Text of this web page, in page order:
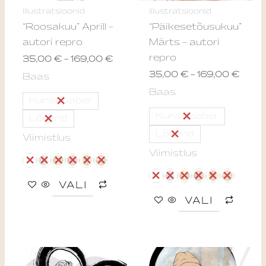
Illustratsioonid
“Roosakuu” Aprill –
autori repro
35,00€ – 169,00€
Baas
Kunstipaber
Lõuend
Viimistlus
VALI
the
product
Illustratsioonid
“Päikesetõusukuu”
Märts – autori
repro
35,00 € – 169,00 €
Baas
Kunstipaber
Lõuend
Viimistlus
VALI
range: